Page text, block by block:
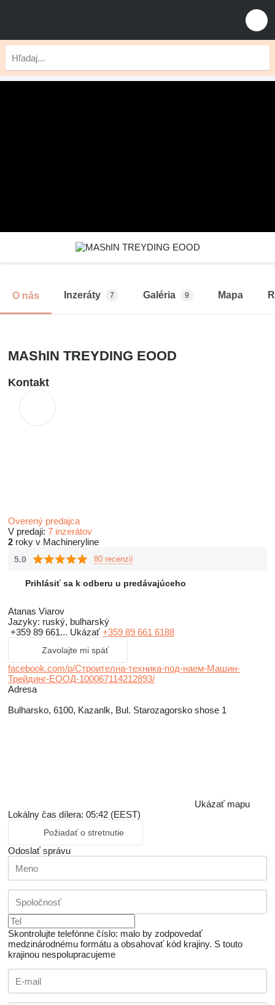
O nás Inzeráty 7 Galéria 9 Mapa
MAShIN TREYDING EOOD
Kontakt
Overený predajca
V predaji: 7 inzerátov
2 roky v Machineryline
5.0 80 recenzií
Prihlásiť sa k odberu u predávajúceho
Atanas Viarov
Jazyky: ruský, bulharský
+359 89 661... Ukázať +359 89 661 6188
Zavolajte mi späť
facebook.com/p/Строителна-техника-под-наем-Машин-
Трейдинг-ЕООД-100067114212893/
Adresa
Bulharsko, 6100, Kazanlk, Bul. Starozagorsko shose 1
Ukázať mapu
Lokálny čas dílera: 05:42 (EEST)
Požiadať o stretnutie
Odoslať správu
Skontrolujte telefónne číslo: malo by zodpovedať
medzinárodnému formátu a obsahovať kód krajiny. S touto
krajinou nespolupracujeme